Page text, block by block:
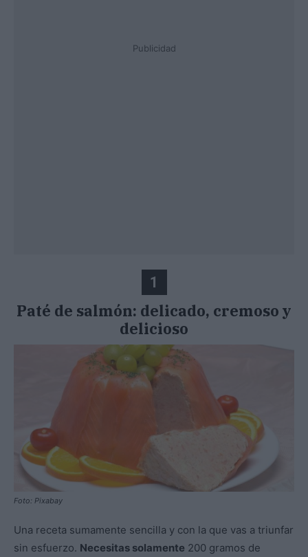
Publicidad
1
Paté de salmón: delicado, cremoso y
delicioso
Foto: Pixabay
Una receta sumamente sencilla y con la que vas a triunfar
sin esfuerzo. Necesitas solamente 200 gramos de